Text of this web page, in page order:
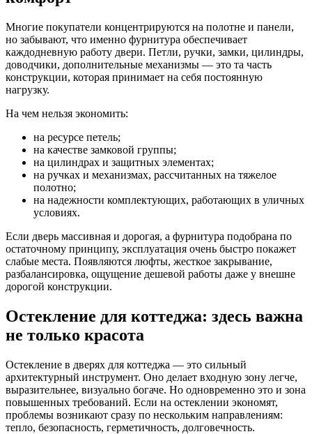
Многие покупатели концентрируются на полотне и панели,
но забывают, что именно фурнитура обеспечивает
каждодневную работу двери. Петли, ручки, замки, цилиндры,
доводчики, дополнительные механизмы — это та часть
конструкции, которая принимает на себя постоянную
нагрузку.
На чем нельзя экономить:
на ресурсе петель;
на качестве замковой группы;
на цилиндрах и защитных элементах;
на ручках и механизмах, рассчитанных на тяжелое
полотно;
на надежности комплектующих, работающих в уличных
условиях.
Если дверь массивная и дорогая, а фурнитура подобрана по
остаточному принципу, эксплуатация очень быстро покажет
слабые места. Появляются люфты, жесткое закрывание,
разбалансировка, ощущение дешевой работы даже у внешне
дорогой конструкции.
Остекление для коттеджа: здесь важна
не только красота
Остекление в дверях для коттеджа — это сильный
архитектурный инструмент. Оно делает входную зону легче,
выразительнее, визуально богаче. Но одновременно это и зона
повышенных требований. Если на остеклении экономят,
проблемы возникают сразу по нескольким направлениям:
тепло, безопасность, герметичность, долговечность.